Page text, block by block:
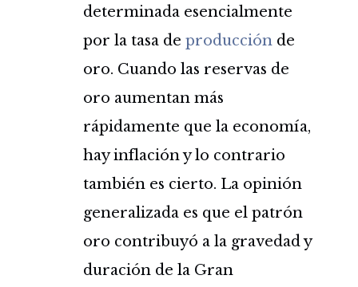
determinada esencialmente
por la tasa de producciónde
oro. Cuando las reservas de
oro aumentan más
rápidamente que la economía,
hay inflación y lo contrario
también es cierto. La opinión
generalizada es que el patrón
oro contribuyó a la gravedad y
duración de la Gran